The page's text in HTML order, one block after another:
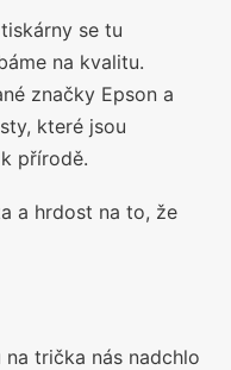
se tu
na kvalitu.
značky Epson a
které jsou
přírodě.
a hrdost na to, že
trička nás nadchlo